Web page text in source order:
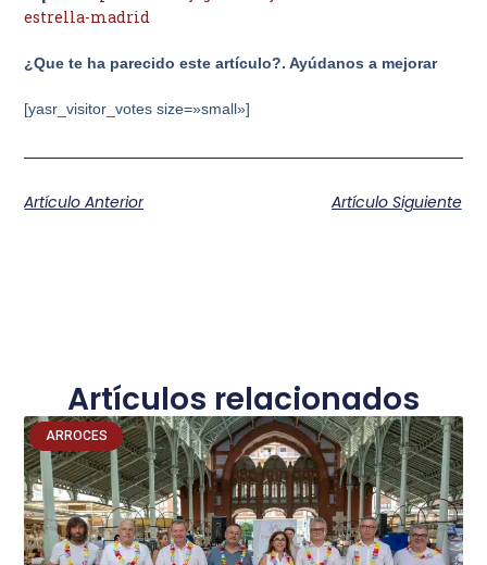
estrella-madrid
¿Que te ha parecido este artículo?. Ayúdanos a mejorar
[yasr_visitor_votes size=»small»]
Artículo Anterior Artículo Siguiente
Artículos relacionados
ARROCES